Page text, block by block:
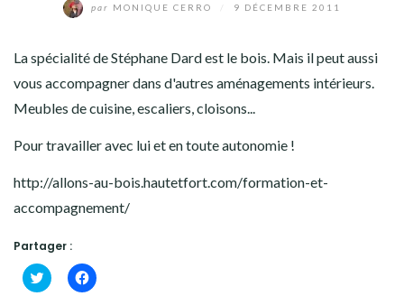
par MONIQUE CERRO 9 DÉCEMBRE 2011
La spécialité de Stéphane Dard est le bois. Mais il peut aussi
vous accompagner dans d'autres aménagements intérieurs.
Meubles de cuisine, escaliers, cloisons...
Pour travailler avec lui et en toute autonomie !
http://allons-au-bois.hautetfort.com/formation-et-
accompagnement/
Partager :
Cliquez
pour
Cliquez
pour